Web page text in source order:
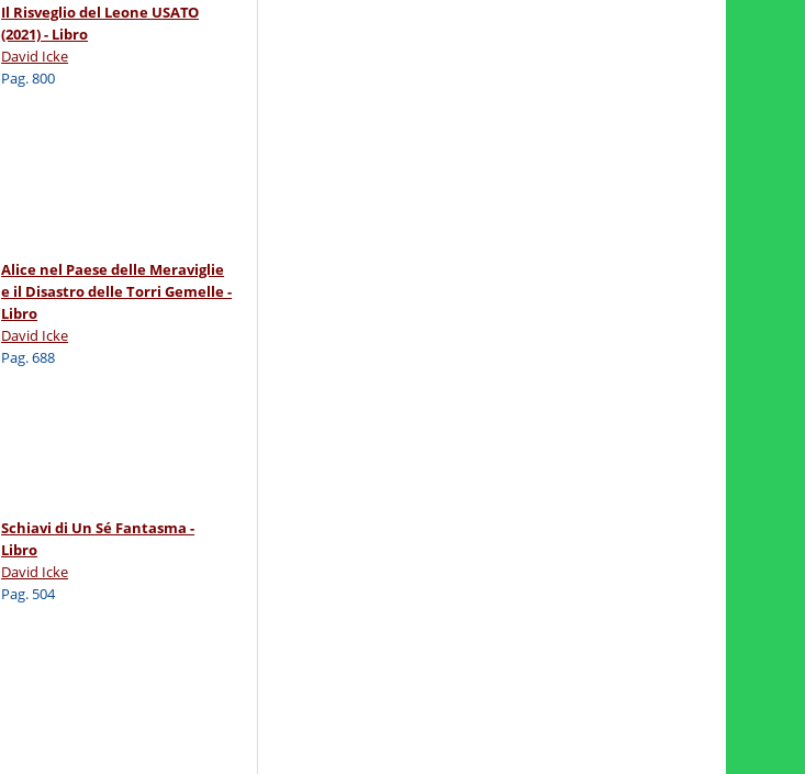
Il Risveglio del Leone USATO
(2021) - Libro
David Icke
Pag. 800
Alice nel Paese delle Meraviglie
e il Disastro delle Torri Gemelle -
Libro
David Icke
Pag. 688
Schiavi di Un Sé Fantasma -
Libro
David Icke
Pag. 504